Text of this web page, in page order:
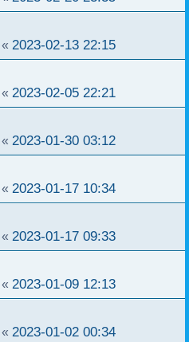
« 2023-02-13 22:15
« 2023-02-05 22:21
« 2023-01-30 03:12
« 2023-01-17 10:34
« 2023-01-17 09:33
« 2023-01-09 12:13
« 2023-01-02 00:34